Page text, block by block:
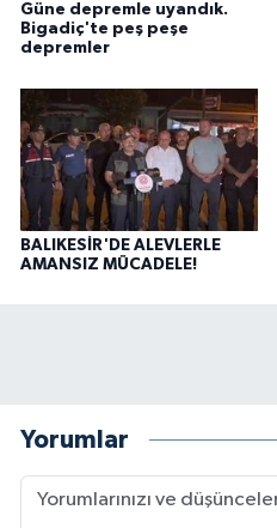
Güne depremle uyandık.
Bigadiç'te peş peşe
depremler
BALIKESİR'DE ALEVLERLE
AMANSIZ MÜCADELE!
Yorumlar